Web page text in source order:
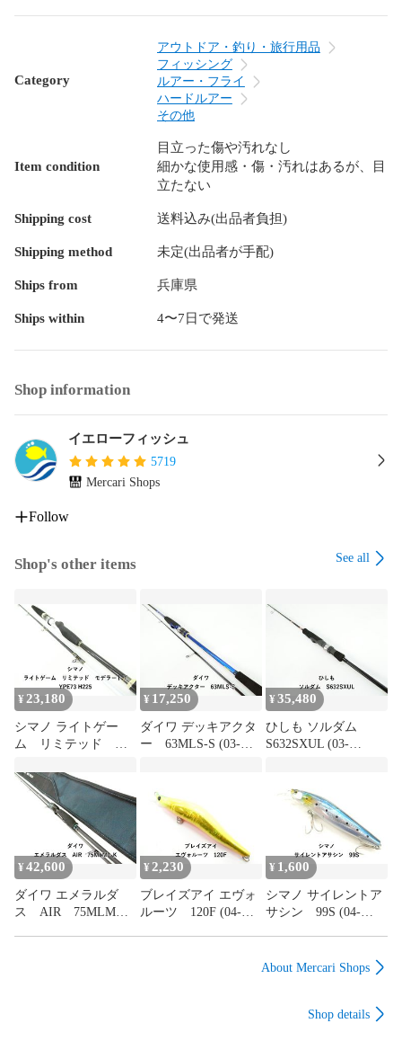
Category
アウトドア・釣り・旅行用品
フィッシング
ルアー・フライ
ハードルアー
その他
Item condition
目立った傷や汚れなし
細かな使用感・傷・汚れはあるが、目
立たない
Shipping cost 送料込み(出品者負担)
Shipping method 未定(出品者が手配)
Ships from 兵庫県
Ships within 4〜7日で発送
Shop information
イエローフィッシュ
5719
Mercari Shops
Follow
Shop's other items See all
¥ 23,180
シマノ ライトゲー
ム リミテッド モ
H225 (03-9308110002)
¥ 17,250
ダイワ デッキアクタ
ー 63MLS-S (03-
¥35,480
ひしも ソルダム
S632SXUL (03-
¥42,600
ダイワ エメラルダ
ス AIR 75MLM・
¥ 2,230
ブレイズアイ エヴォ
ルーツ 120F (04-
¥ 1,600
シマノ サイレントア
サシン 99S (04-
About Mercari Shops
Shop details